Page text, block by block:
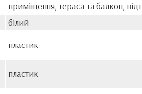
приміщення, тераса та балкон,
білий
пластик
пластик